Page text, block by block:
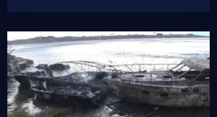
pomorskog dobra